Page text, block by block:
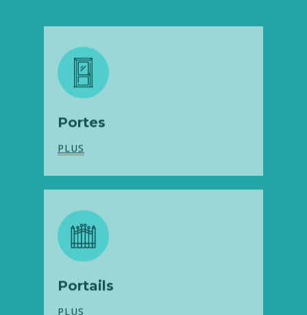
Portes
PLUS
Portails
PLUS